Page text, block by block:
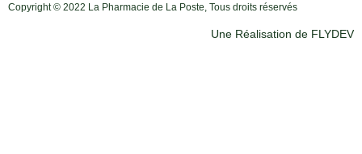
Copyright © 2022 La Pharmacie de La Poste, Tous droits réservés
Une Réalisation de FLYDEV